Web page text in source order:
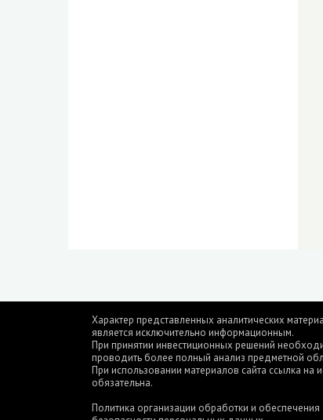
Характер представленных аналитических
является исключительно информационным.
При принятии инвестиционных решений
проводить более полный анализ предметной
При использовании материалов сайта ссылка на
обязательна.
Политика организации обработки и обеспечения